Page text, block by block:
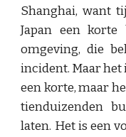
Shanghai, want
Japan een korte
omgeving, die
incident. Maar het
een korte, maar
tienduizenden
laten. Het is een